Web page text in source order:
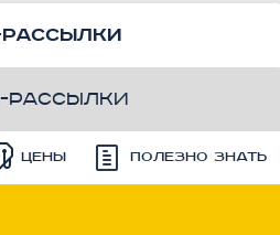
рассылки
Цены Полезно знать